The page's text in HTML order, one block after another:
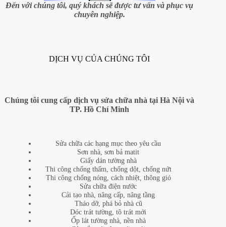
Đến với chúng tôi, quý khách sẽ được tư vấn và phục vụ
chuyên nghiệp.
DỊCH VỤ CỦA CHÚNG TÔI
Chúng tôi cung cấp dịch vụ sửa chữa nhà tại Hà Nội và
TP. Hồ Chí Minh
Sửa chữa các hạng mục theo yêu cầu
Sơn nhà, sơn bả matit
Giấy dán tường nhà
Thi công chống thấm, chống dột, chống nứt
Thi công chống nóng, cách nhiệt, thông gió
Sửa chữa điện nước
Cải tạo nhà, nâng cấp, nâng tầng
Tháo dỡ, phá bỏ nhà cũ
Dóc trát tường, tô trát mới
Ốp lát tường nhà, nền nhà